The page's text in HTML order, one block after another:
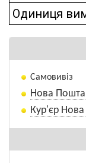
Одиниця
Самовивіз
Нова Пошта
Кур'єр